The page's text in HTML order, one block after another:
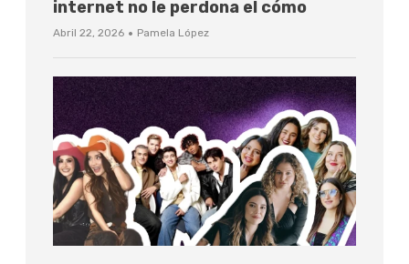
internet no le perdona el cómo
Abril 22, 2026 · Pamela López